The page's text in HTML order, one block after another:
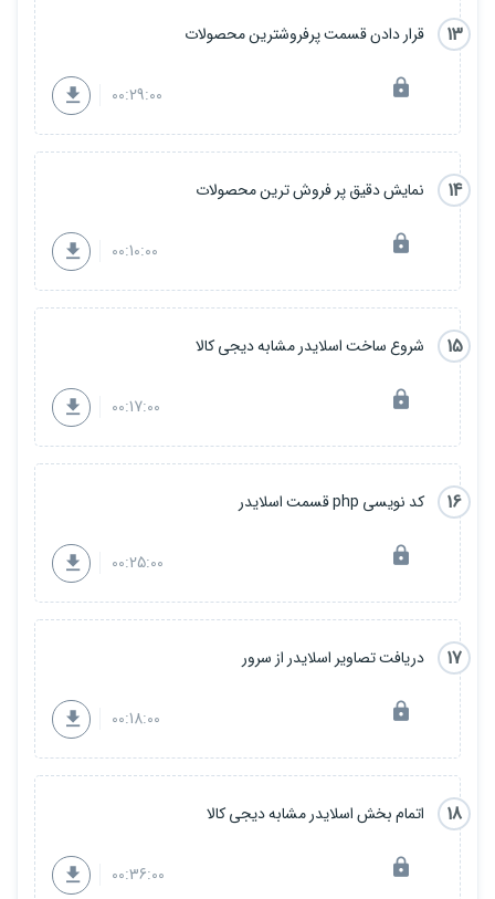
13 قرار دادن قسمت پرفروشترین محصولات
00:29:00
14 نمایش دقیق پر فروش ترین محصولات
00:10:00
15 شروع ساخت اسلایدر مشابه دیجی کالا
00:17:00
16 کد نویسی php قسمت اسلایدر
00:25:00
17 دریافت تصاویر اسلایدر از سرور
00:18:00
18 اتمام بخش اسلایدر مشابه دیجی کالا
00:36:00